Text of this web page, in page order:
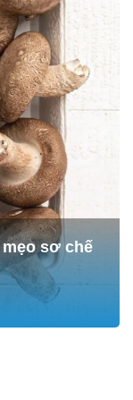
sơ chế
thuộc trong
thực phẩm”